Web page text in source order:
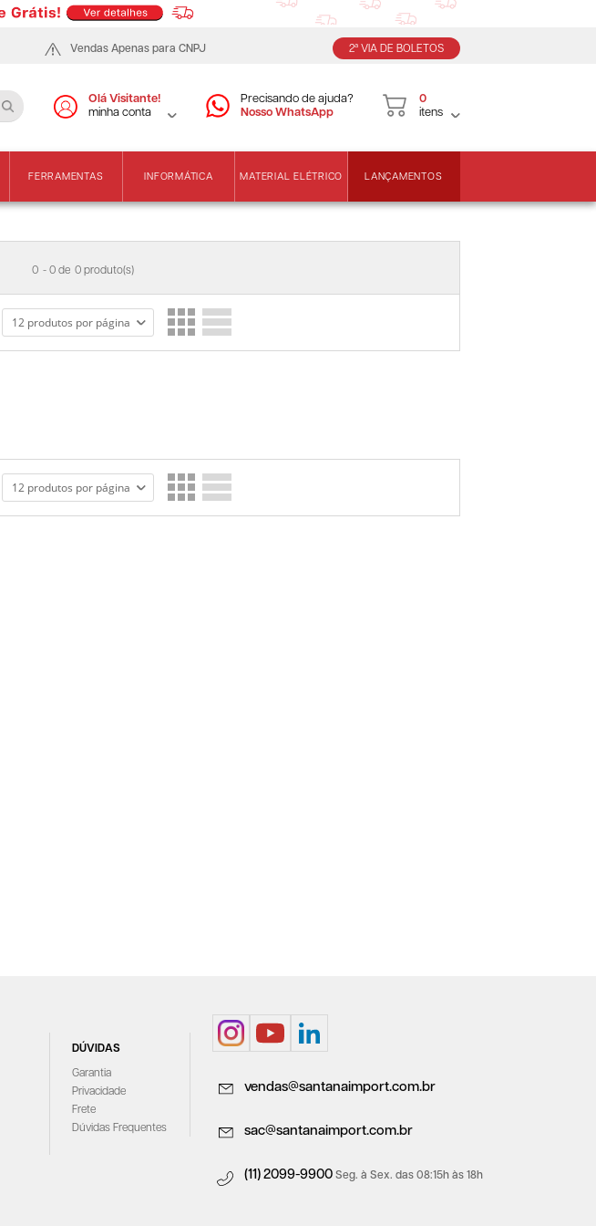
Vendas Apenas para CNPJ 2ª VIA DE BOLETOS
Olá Visitante!
minha conta
Precisando de ajuda?
Nosso WhatsApp
0
itens
FERRAMENTAS INFORMÁTICA MATERIAL ELÉTRICO LANÇAMENTOS
0 - 0 de 0 produto(s)
DÚVIDAS
Garantia
Privacidade
Frete
Dúvidas Frequentes
vendas@santanaimport.com.br
sac@santanaimport.com.br
(11) 2099-9900 Seg. à Sex. das 08:15h às 18h